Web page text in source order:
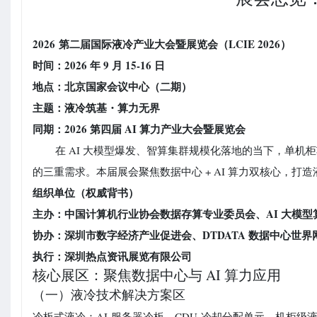
2026 第二届国际液冷产业大会暨展览会（LCIE 2026）
时间：2026 年 9 月 15-16 日
地点：北京国家会议中心（二期）
主题：液冷筑基・算力无界
同期：2026 第四届 AI 算力产业大会暨展览会
在 AI 大模型爆发、智算集群规模化落地的当下，单机
的三重需求。本届展会聚焦数据中心 + AI 算力双核心，打
组织单位（权威背书）
主办：中国计算机行业协会数据存算专业委员会、AI 大模型
协办：深圳市数字经济产业促进会、DTDATA 数据中心世界
执行：深圳热点资讯展览有限公司
核心展区：聚焦数据中心与 AI 算力应用
（一）液冷技术解决方案区